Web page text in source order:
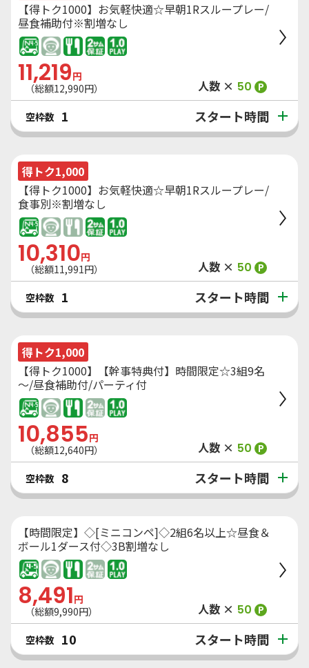
【得トク1000】お気軽快適☆早朝1Rスループレー/
昼食補助付※割増なし
11,219円
（総額12,990円） 人数 × 50 P
空枠数 1 スタート時間
得トク1,000
【得トク1000】お気軽快適☆早朝1Rスループレー/
食事別※割増なし
10,310円
（総額11,991円） 人数 × 50 P
空枠数 1 スタート時間
得トク1,000
【得トク1000】【幹事特典付】時間限定☆3組9名
～/昼食補助付/パーティ付
10,855円
（総額12,640円） 人数 × 50 P
空枠数 8 スタート時間
【時間限定】◇[ミニコンペ]◇2組6名以上☆昼食＆
ボール1ダース付◇3B割増なし
8,491円
（総額9,990円） 人数 × 50 P
空枠数 10 スタート時間